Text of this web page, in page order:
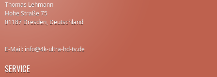
Thomas Lehmann
Hohe Straße 75
01187 Dresden, Deutschland
E-Mail: info@4k-ultra-hd-tv.de
SERVICE